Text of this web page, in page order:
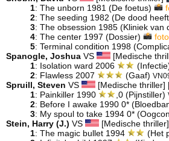
1: The unborn 1981 (De foetus)
2: The seeding 1982 (De dood
3: The obsession 1985 (Kliniek van
4: The center 1997 (Dossier)
foto
5: Terminal condition 1998
Spanogle, Joshua VS [Medische
1: Isolation ward 2006
2: Flawless 2007 (Gaaf)
Spruill, Steven VS [Medische thriller]
1: Painkiller 1990 ,0 (Pijnstiller)
2: Before I awake 1990 0*
3: My spoul to take 1994 0*
Stein, Harry (J.) VS [Medische thriller]
1: The magic bullet 1994 (Het